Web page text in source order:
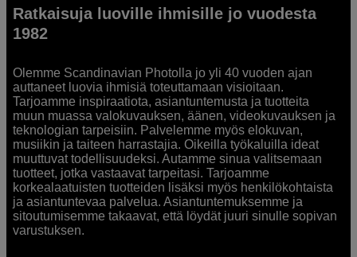
Ratkaisuja luoville ihmisille jo vuodesta
1982
Olemme Scandinavian Photolla jo yli 40 vuoden ajan
auttaneet luovia ihmisiä toteuttamaan visioitaan.
Tarjoamme inspiraatiota, asiantuntemusta ja tuotteita
muun muassa valokuvauksen, äänen, videokuvauksen ja
teknologian tarpeisiin. Palvelemme myös elokuvan,
musiikin ja taiteen harrastajia. Oikeilla työkaluilla ideat
muuttuvat todellisuudeksi. Autamme sinua valitsemaan
tuotteet, jotka vastaavat tarpeitasi. Tarjoamme
korkealaatuisten tuotteiden lisäksi myös henkilökohtaista
ja asiantuntevaa palvelua. Asiantuntemuksemme ja
sitoutumisemme takaavat, että löydät juuri sinulle sopivan
varustuksen.